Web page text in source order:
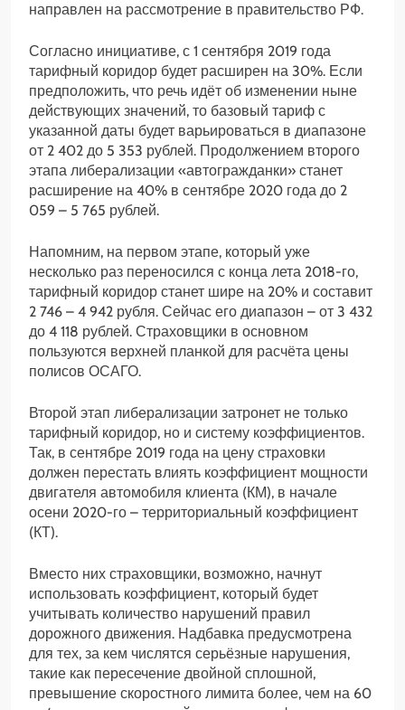
направлен на рассмотрение в правительство РФ.
Согласно инициативе, с 1 сентября 2019 года
тарифный коридор будет расширен на 30%. Если
предположить, что речь идёт об изменении ныне
действующих значений, то базовый тариф с
указанной даты будет варьироваться в диапазоне
от 2 402 до 5 353 рублей. Продолжением второго
этапа либерализации «автогражданки» станет
расширение на 40% в сентябре 2020 года до 2
059 – 5 765 рублей.
Напомним, на первом этапе, который уже
несколько раз переносился с конца лета 2018-го,
тарифный коридор станет шире на 20% и составит
2 746 – 4 942 рубля. Сейчас его диапазон – от 3 432
до 4 118 рублей. Страховщики в основном
пользуются верхней планкой для расчёта цены
полисов ОСАГО.
Второй этап либерализации затронет не только
тарифный коридор, но и систему коэффициентов.
Так, в сентябре 2019 года на цену страховки
должен перестать влиять коэффициент мощности
двигателя автомобиля клиента (КМ), в начале
осени 2020-го – территориальный коэффициент
(КТ).
Вместо них страховщики, возможно, начнут
использовать коэффициент, который будет
учитывать количество нарушений правил
дорожного движения. Надбавка предусмотрена
для тех, за кем числятся серьёзные нарушения,
такие как пересечение двойной сплошной,
превышение скоростного лимита более, чем на 60